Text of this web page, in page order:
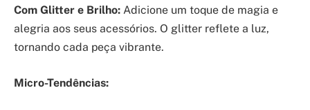
Com Glitter e Brilho: Adicione um toque de magia e
alegria aos seus acessórios. O glitter reflete a luz,
tornando cada peça vibrante.
Micro-Tendências: